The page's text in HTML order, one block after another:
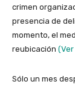
crimen
presencia de
momento, el
reubicación
Sólo un mes